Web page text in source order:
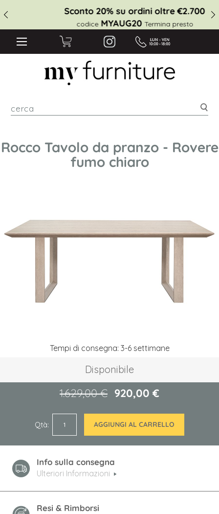
Sconto 20% su ordini oltre €2.700
MYAUG20 Termina presto
Rocco Tavolo da pranzo - Rovere
fumo chiaro
Tempi di consegna: 3-6 settimane
Disponibile
920,00 €
1.629,00 €
Qtà AGGIUNGI AL CARRELLO
Info sulla consegna
Ulteriori Informazioni
Resi & Rimborsi
galleria
di